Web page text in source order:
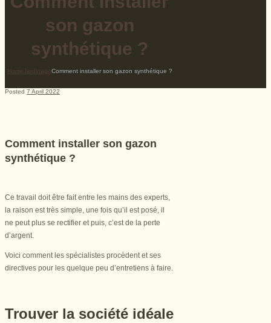
son gazon
synthétique ?
Home JardinageComment installer son gazon synthétique ?
Posted 7 April 2022
Comment installer son gazon
synthétique ?
Ce travail doit être fait entre les mains des experts,
la raison est très simple, une fois qu’il est posé, il
ne peut plus se rectifier et puis, c’est de la perte
d’argent.
Voici comment les spécialistes procèdent et ses
directives pour les quelque peu d’entretiens à faire.
Trouver la société idéale